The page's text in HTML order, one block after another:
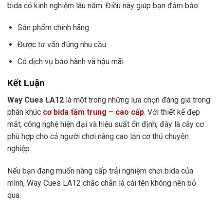
bida có kinh nghiệm lâu năm. Điều này giúp bạn đảm bảo:
Sản phẩm chính hãng
Được tư vấn đúng nhu cầu
Có dịch vụ bảo hành và hậu mãi
Kết Luận
Way Cues LA12 là một trong những lựa chọn đáng giá trong
phân khúc cơ bida tầm trung – cao cấp. Với thiết kế đẹp
mắt, công nghệ hiện đại và hiệu suất ổn định, đây là cây cơ
phù hợp cho cả người chơi nâng cao lẫn cơ thủ chuyên
nghiệp.
Nếu bạn đang muốn nâng cấp trải nghiệm chơi bida của
mình, Way Cues LA12 chắc chắn là cái tên không nên bỏ
qua.